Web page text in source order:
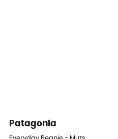
Patagonia